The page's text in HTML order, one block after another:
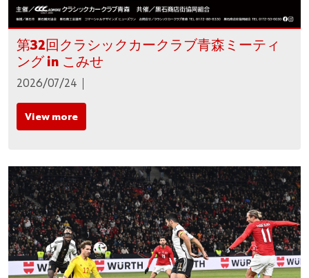
第32回クラシックカークラブ青森ミーティ
ング in こみせ
2026/07/24
View more